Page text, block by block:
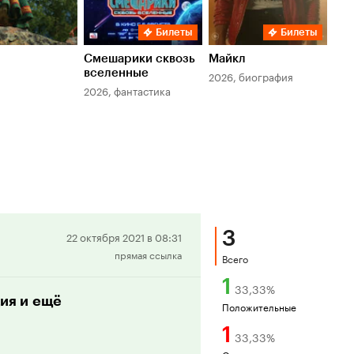
Билеты
Смешарики сквозь
вселенные
2026, фантастика
Билеты
Майкл
2026, биография
Положительная
рецензия
22 октября 2021 в 08:31
прямая ссылка
и ещё
3
Всего
1 33,33%
Положительные
1 33,33%